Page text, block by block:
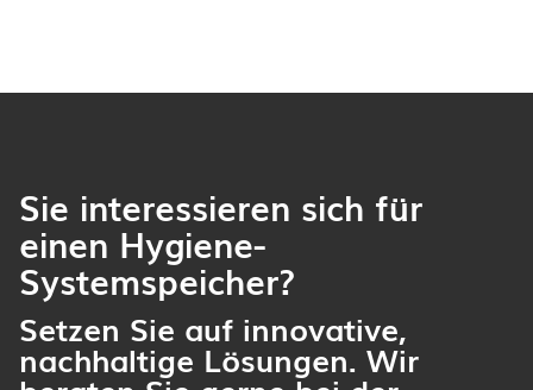
Sie interessieren sich für
einen Hygiene-
Systemspeicher?
Setzen Sie auf innovative,
nachhaltige Lösungen. Wir